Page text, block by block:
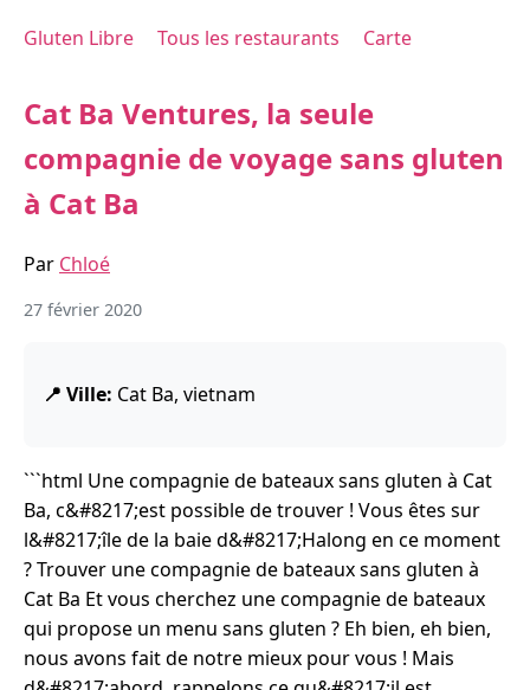
Gluten Libre Tous les restaurants Carte
Cat Ba Ventures, la seule
compagnie de voyage sans gluten
à Cat Ba
Par Chloé
27 février 2020
📍 Ville: Cat Ba, vietnam
```html Une compagnie de bateaux sans gluten à Cat
Ba, c&#8217;est possible de trouver ! Vous êtes sur
l&#8217;île de la baie d&#8217;Halong en ce moment
? Trouver une compagnie de bateaux sans gluten à
Cat Ba Et vous cherchez une compagnie de bateaux
qui propose un menu sans gluten ? Eh bien, eh bien,
nous avons fait de notre mieux pour vous ! Mais